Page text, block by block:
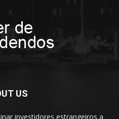
US
investidores estrangeiros a